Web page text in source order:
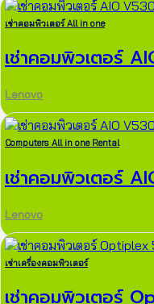
เช่าคอมพิวเตอร์ All in one
เช่าคอมพิวเตอร์
Lenovo
Computers All in one Rental
เช่าคอมพิวเตอร์
Lenovo
เช่าเครื่องคอมพิวเตอร์
เช่าคอมพิวเตอร์